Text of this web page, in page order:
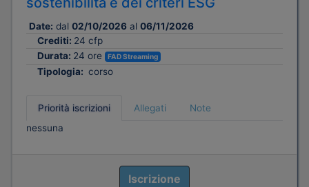
Date: dal 02/10/2026 al 06/11/2026
Crediti: 24 cfp
Durata: 24 ore FAD Streaming
Tipologia: corso
Priorità iscrizioni Allegati
Note
nessuna
Iscrizione